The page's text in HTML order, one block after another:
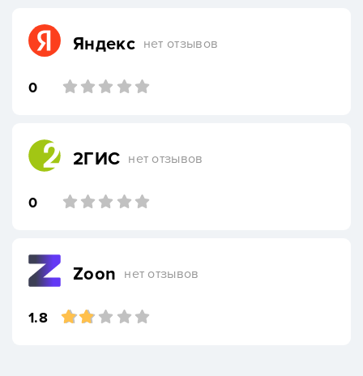
Яндекс нет отзывов
0
2ГИС нет отзывов
0
Zoon нет отзывов
1.8